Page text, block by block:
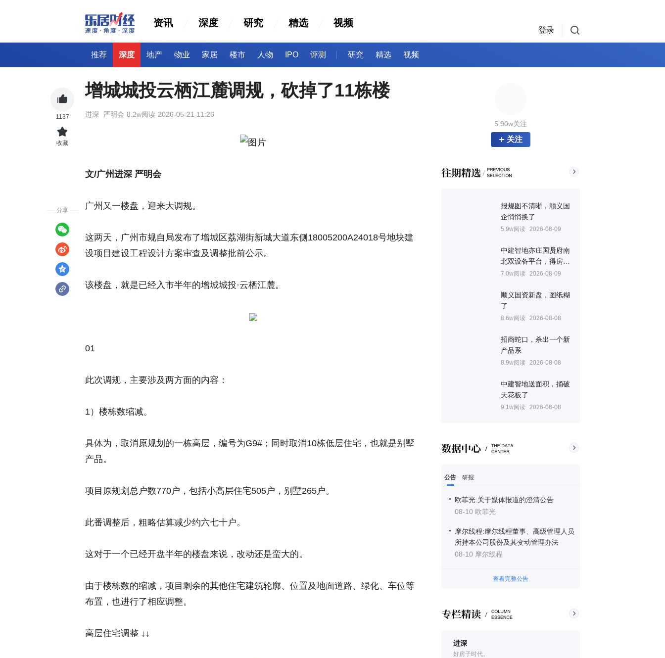
资讯 深度 研究 精选 视频
登录
推荐 深度 地产 物业 家居 楼市 人物 IPO 评测 研究 精选 视频
5.90w关注
关注
报规图不清晰，顺义国
企悄悄换了
5.9w阅读 2026-08-09
中建智地亦庄国贤府南
北双设备平台，得房率
创区域新高
7.0w阅读 2026-08-09
顺义国资新盘，图纸糊
了
8.6w阅读 2026-08-08
招商蛇口，杀出一个新
产品系
8.9w阅读 2026-08-08
中建智地送面积，捅破
天花板了
9.1w阅读 2026-08-08
公告 研报
欧菲光:关于媒体报道的澄清公告
08-10 欧菲光
摩尔线程:摩尔线程董事、高级管理人员
所持本公司股份及其变动管理办法
08-10 摩尔线程
查看完整公告
进深
好房子时代。
增城城投云栖江麓调规，砍掉了11栋楼
进深 严明会 8.2w阅读 2026-05-21 11:26
文/广州进深 严明会
广州又一楼盘，迎来大调规。
这两天，广州市规自局发布了增城区荔湖街新城大道东侧18005200A24018号地块建
设项目建设工程设计方案审查及调整批前公示。
该楼盘，就是已经入市半年的增城城投·云栖江麓。
01
此次调规，主要涉及两方面的内容：
1）楼栋数缩减。
具体为，取消原规划的一栋高层，编号为G9#；同时取消10栋低层住宅，也就是别墅
产品。
项目原规划总户数770户，包括小高层住宅505户，别墅265户。
此番调整后，粗略估算减少约六七十户。
这对于一个已经开盘半年的楼盘来说，改动还是蛮大的。
由于楼栋数的缩减，项目剩余的其他住宅建筑轮廓、位置及地面道路、绿化、车位等
布置，也进行了相应调整。
高层住宅调整 ↓↓
1137
收藏
分享